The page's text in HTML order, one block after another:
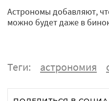
Астрономы добавляют,
можно будет даже в
Теги: астрономия